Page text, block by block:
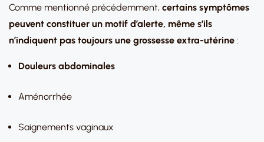
Comme mentionné précédemment, certains symptômes
peuvent constituer un motif d’alerte, même s’ils
n’indiquent pas toujours une grossesse extra-utérine :
Douleurs abdominales
Aménorrhée
Saignements vaginaux